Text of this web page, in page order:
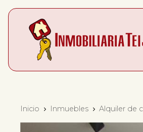
Inicio Inmuebles Alquiler de